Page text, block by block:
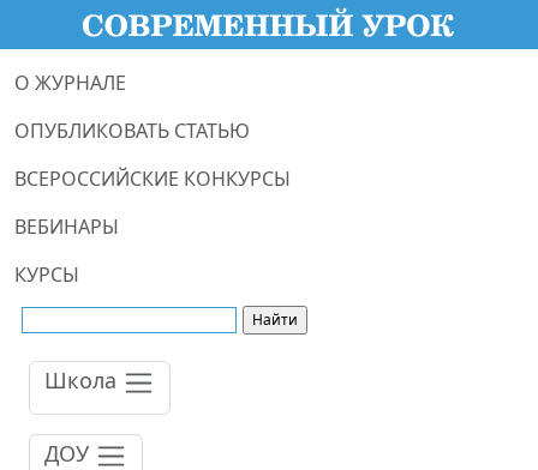
О ЖУРНАЛЕ
ОПУБЛИКОВАТЬ СТАТЬЮ
ВСЕРОССИЙСКИЕ КОНКУРСЫ
ВЕБИНАРЫ
КУРСЫ
Школа
ДОУ